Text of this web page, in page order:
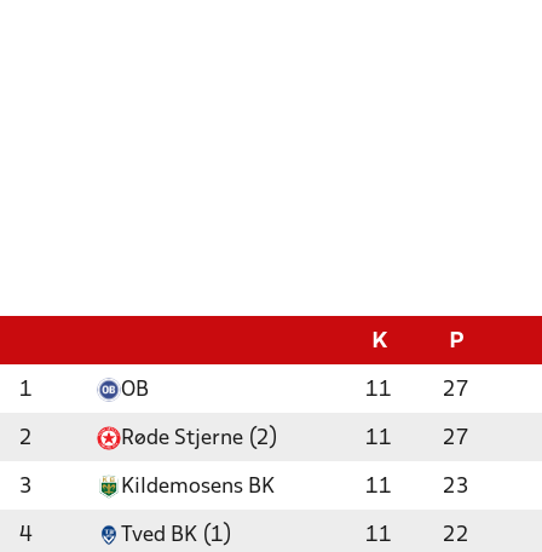
K P
1 OB 11 27
2 Røde Stjerne (2) 11 27
3 Kildemosens BK 11 23
4 Tved BK (1) 11 22